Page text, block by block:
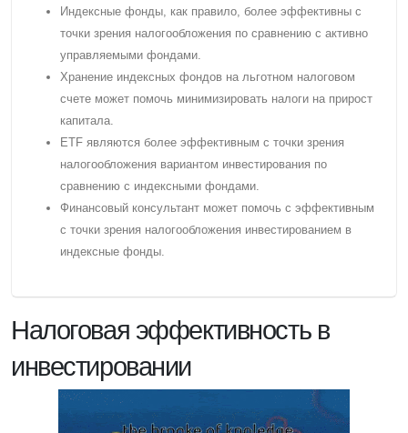
Индексные фонды, как правило, более эффективны с
точки зрения налогообложения по сравнению с активно
управляемыми фондами.
Хранение индексных фондов на льготном налоговом
счете может помочь минимизировать налоги на прирост
капитала.
ETF являются более эффективным с точки зрения
налогообложения вариантом инвестирования по
сравнению с индексными фондами.
Финансовый консультант может помочь с эффективным
с точки зрения налогообложения инвестированием в
индексные фонды.
Налоговая эффективность в
инвестировании